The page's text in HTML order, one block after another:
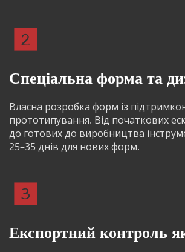
Спеціальна форма та
Власна розробка форм із
прототипування. Від початкових
до готових до виробництва
25–35 днів для нових форм.
Експортний контроль